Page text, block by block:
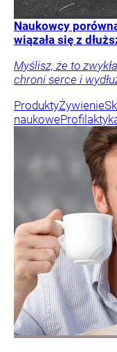
Naukowcy
wiązała się z
Myślisz, że to
chroni serce i
ProduktyŻywienie
naukowe